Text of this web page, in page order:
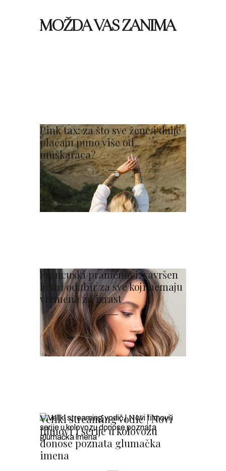
MOŽDA VAS ZANIMA
Pink tax: za što sve žene i dalje
plaćaju puno više od
muškaraca?
Francuski pramenovi: savršen
ljetni odabir za sve koji nemaju
vremena za izrast
Veliki streaming vodič | Novi
filmovi i serije u kolovozu
donose poznata glumačka
imena